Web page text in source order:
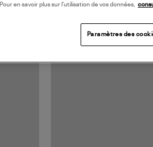
Pour en savoir plus sur l’utilisation de vos données,
Paramètres des